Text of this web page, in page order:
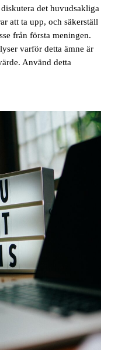
det huvudsakliga
att ta upp, och säkerställ
från första meningen.
varför detta ämne är
Använd detta